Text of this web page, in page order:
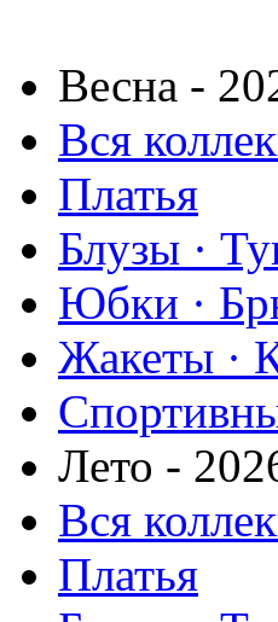
Весна -
Вся
Платья
Блузы ·
Юбки ·
Жакеты ·
Лето -
Вся
Платья